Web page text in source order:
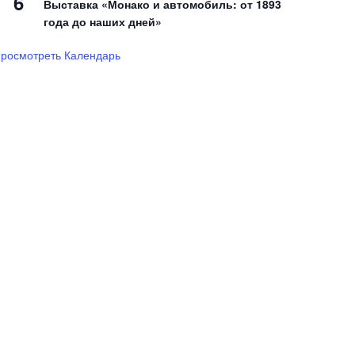
Выставка «Монако и автомобиль: от 1893
года до наших дней»
Календарь